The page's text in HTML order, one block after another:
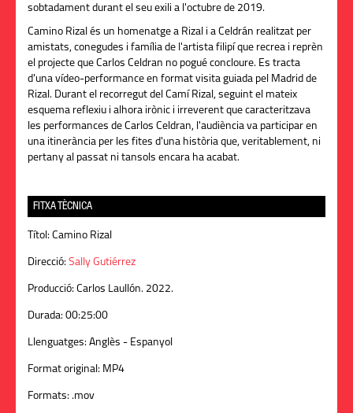
sobtadament durant el seu exili a l'octubre de 2019.
Camino Rizal és un homenatge a Rizal i a Celdrán realitzat per
amistats, conegudes i família de l'artista filipí que recrea i reprèn
el projecte que Carlos Celdran no pogué concloure. Es tracta
d'una vídeo-performance en format visita guiada pel Madrid de
Rizal. Durant el recorregut del Camí Rizal, seguint el mateix
esquema reflexiu i alhora irònic i irreverent que caracteritzava
les performances de Carlos Celdran, l'audiència va participar en
una itinerància per les fites d'una història que, veritablement, ni
pertany al passat ni tansols encara ha acabat.
FITXA TÈCNICA
Títol: Camino Rizal
Direcció: Sally Gutiérrez
Producció: Carlos Laullón. 2022.
Durada: 00:25:00
Llenguatges: Anglès - Espanyol
Format original: MP4
Formats: .mov